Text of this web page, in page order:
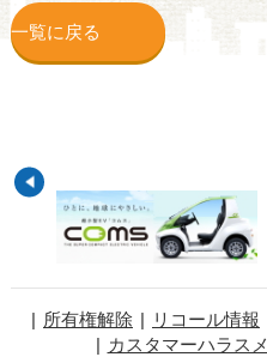
一覧に戻る
所有権解除 リコール情報
カスタマーハラス